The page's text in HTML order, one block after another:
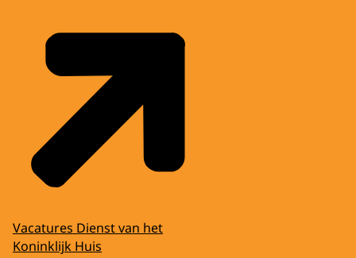
Vacatures Dienst van het
Koninklijk Huis